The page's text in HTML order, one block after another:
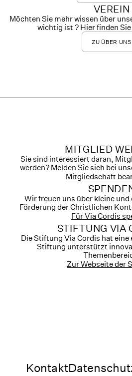
VEREIN
Möchten Sie mehr wissen über
wichtig ist ? Hier finden
ZU ÜBER UNS
MITGLIED
Sie sind interessiert daran,
werden? Melden Sie sich bei
Mitgliedschaft
Wir freuen uns über kleine
Förderung der Christlichen
Für Via Cordis
STIFTUNG VIA
Die Stiftung Via Cordis hat eine
Stiftung unterstützt
Zur Webseite der
Kontakt